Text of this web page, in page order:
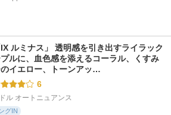
ルミナス」 透明感を引き出すライラック
ルに、血色感を添えるコーラル、くすみ
イエロー、トーンアッ…
6
ル オートニュアンス
グIN